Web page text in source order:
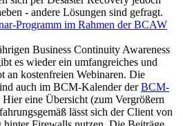
- andere Lösungen sind gefragt.
Programm im Rahmen der BCAW
Business Continuity Awareness
es wieder ein umfangreiches und
an kostenfreien Webinaren. Die
auch im BCM-Kalender derBCM-
Hier eine Übersicht (zum Vergrößern
lässt sich der Client von